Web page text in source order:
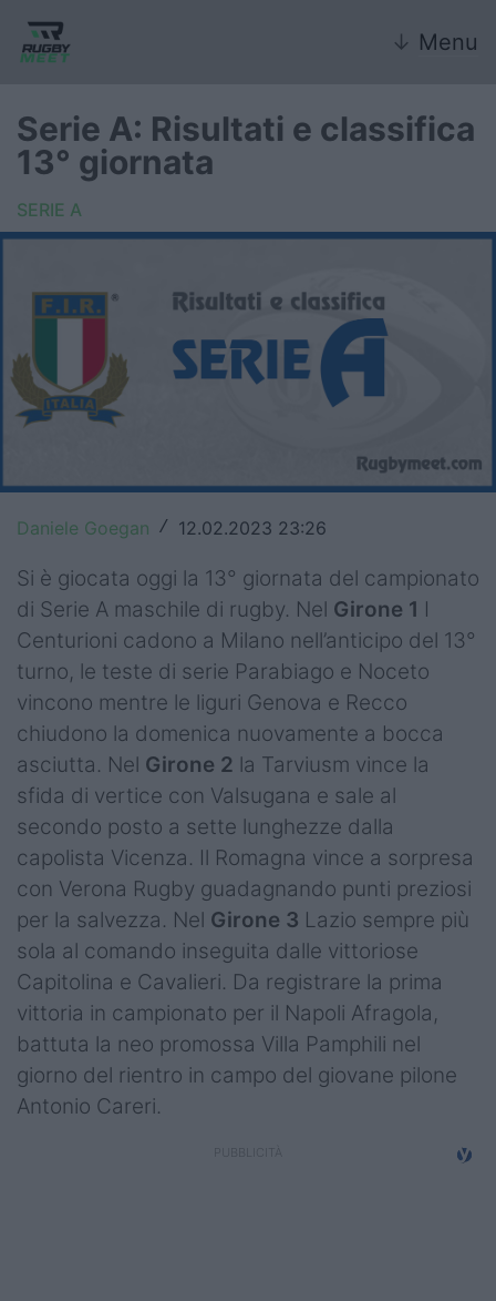
↓ Menu
Nazionale
Nazionali giovanili
Internazionale
6 Nazioni
United Rugby Championship
Top14
Premiership
Champions Cup
Challenge Cup
World Rugby
Rugby World Cup
Super Rugby
Rugby in TV
Mercato
Serie A Elite
Campionati
Serie A
Serie B
Serie A: Risultati e classifica
13° giornata
SERIE A
Daniele Goegan / 12.02.2023 23:26
Si è giocata oggi la 13° giornata del campionato
di Serie A maschile di rugby. Nel Girone 1 I
Centurioni cadono a Milano nell’anticipo del 13°
turno, le teste di serie Parabiago e Noceto
vincono mentre le liguri Genova e Recco
chiudono la domenica nuovamente a bocca
asciutta. Nel Girone 2 la Tarviusm vince la
sfida di vertice con Valsugana e sale al
secondo posto a sette lunghezze dalla
capolista Vicenza. Il Romagna vince a sorpresa
con Verona Rugby guadagnando punti preziosi
per la salvezza. Nel Girone 3 Lazio sempre più
sola al comando inseguita dalle vittoriose
Capitolina e Cavalieri. Da registrare la prima
vittoria in campionato per il Napoli Afragola,
battuta la neo promossa Villa Pamphili nel
giorno del rientro in campo del giovane pilone
Antonio Careri.